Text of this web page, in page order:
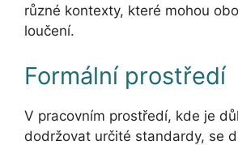
různé kontexty, které mohou
loučení.
Formální prostředí
V pracovním prostředí, kde je
dodržovat určité standardy, se